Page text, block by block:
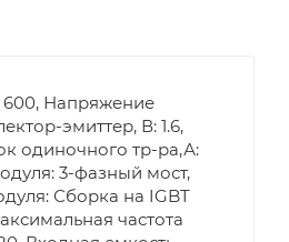
600, Напряжение
эмиттер, В: 1.6,
одиночного тр-ра,А:
3-фазный мост,
Сборка на IGBT
частота